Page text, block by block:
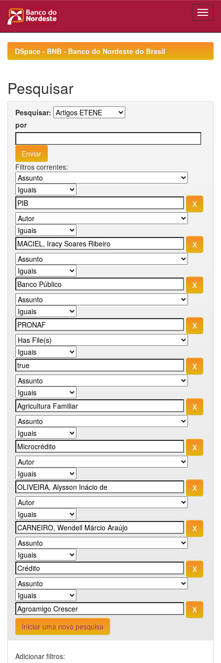
navigationDSpace - BNB - Banco do Nordeste do Brasil
Pesquisar
Pesquisar:
por
Filtros correntes:
Iniciar uma nova pesquisa
Adicionar filtros: